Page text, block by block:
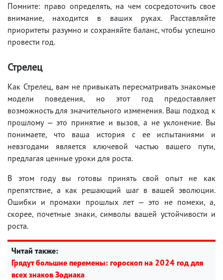
Помните: право определять, на чем сосредоточить свое
внимание, находится в ваших руках. Расставляйте
приоритеты разумно и сохраняйте баланс, чтобы успешно
провести год.
Стрелец
Как Стрелец, вам не привыкать пересматривать знакомые
модели поведения, но этот год предоставляет
возможность для значительного изменения. Ваш подход к
прошлому — это принятие и вызов, а не уклонение. Вы
понимаете, что ваша история с ее испытаниями и
невзгодами является ключевой частью вашего пути,
предлагая ценные уроки для роста.
В этом году вы готовы принять свой опыт не как
препятствие, а как решающий шаг в вашей эволюции.
Ошибки и промахи прошлых лет — это не помехи, а,
скорее, почетные знаки, символы вашей устойчивости и
роста.
Читай также:
Грядут большие перемены: гороскоп на 2024 год для
всех знаков Зодиака